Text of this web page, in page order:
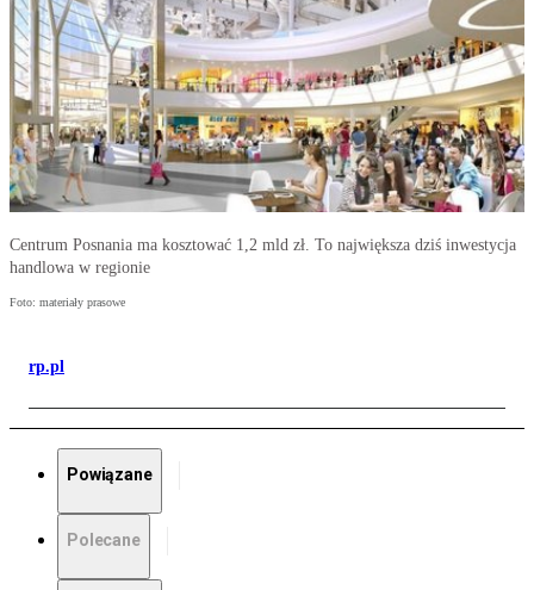
Centrum Posnania ma kosztować 1,2 mld zł. To największa dziś inwestycja
handlowa w regionie
Foto: materiały prasowe
rp.pl
Powiązane
Polecane